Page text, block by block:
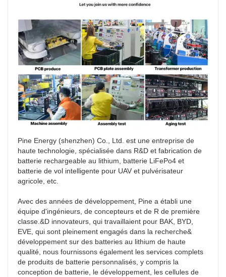
Pine Energy (shenzhen) Co., Ltd. est une entreprise de
haute technologie, spécialisée dans R&D et fabrication de
batterie rechargeable au lithium, batterie LiFePo4 et
batterie de vol intelligente pour UAV et pulvérisateur
agricole, etc.
Avec des années de développement, Pine a établi une
équipe d'ingénieurs, de concepteurs et de R de première
classe.&D innovateurs, qui travaillaient pour BAK, BYD,
EVE, qui sont pleinement engagés dans la recherche&
développement sur des batteries au lithium de haute
qualité, nous fournissons également les services complets
de produits de batterie personnalisés, y compris la
conception de batterie, le développement, les cellules de